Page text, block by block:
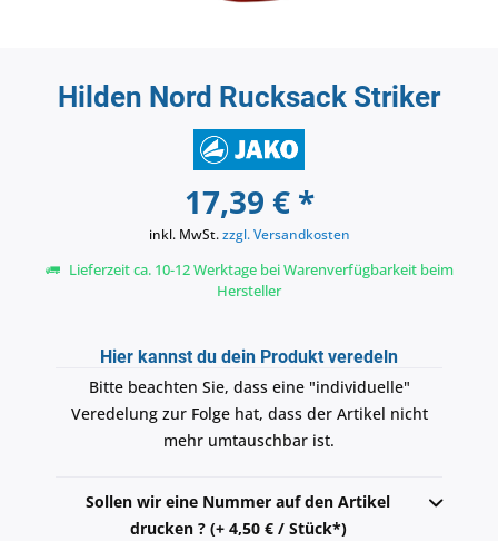
Hilden Nord Rucksack Striker
17,39 € *
inkl. MwSt.zzgl. Versandkosten
Lieferzeit ca. 10-12 Werktage bei Warenverfügbarkeit beim
Hersteller
Hier kannst du dein Produkt veredeln
Bitte beachten Sie, dass eine "individuelle"
Veredelung zur Folge hat, dass der Artikel nicht
mehr umtauschbar ist.
Sollen wir eine Nummer auf den Artikel
drucken ? (+ 4,50 € / Stück*)